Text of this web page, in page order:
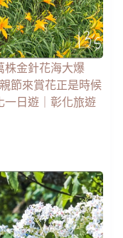
株金針花海大爆
節來賞花正是時候
一日遊｜彰化旅遊